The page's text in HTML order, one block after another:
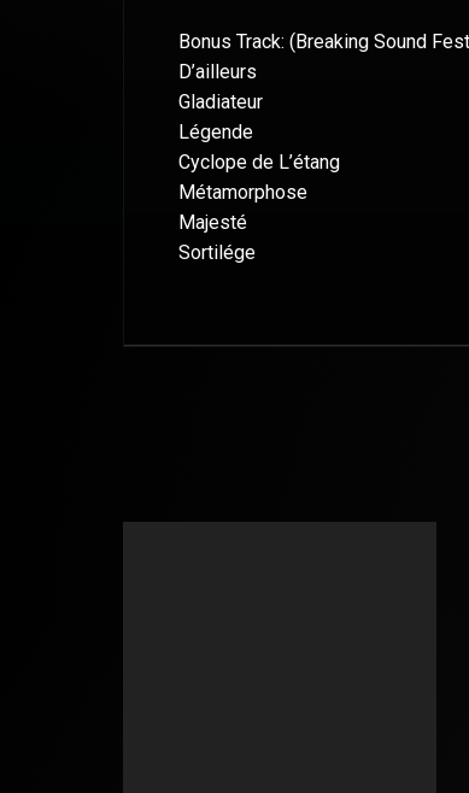
Bonus Track: (Breaking Sound
D’ailleurs
Gladiateur
Légende
Cyclope de L’étang
Métamorphose
Majesté
Sortilége